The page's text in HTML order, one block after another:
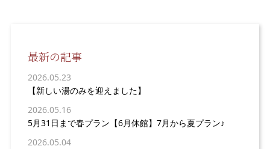
最新の記事
2026.05.23
【新しい湯のみを迎えました】
2026.05.16
5月31日まで春プラン【6月休館】7月から夏プラン♪
2026.05.04